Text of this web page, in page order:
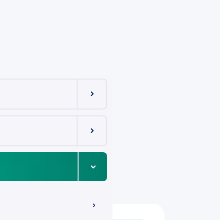
Menüeintrag ein-/ausklappen
Menüeintrag ein-/ausklappen